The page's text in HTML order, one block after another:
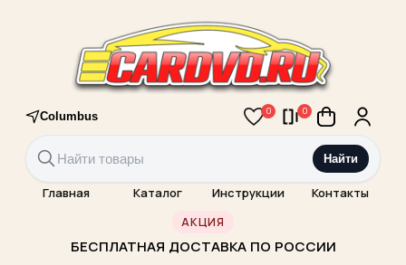
Columbus 0 0
Найти
Главная Каталог Инструкции Контакты
АКЦИЯ
БЕСПЛАТНАЯ ДОСТАВКА ПО РОССИИ